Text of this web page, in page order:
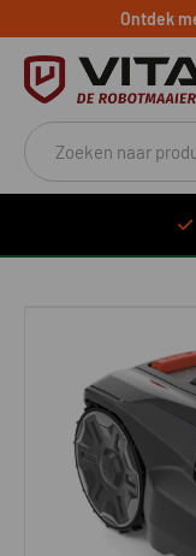
Ontdek
Producten
zoeken